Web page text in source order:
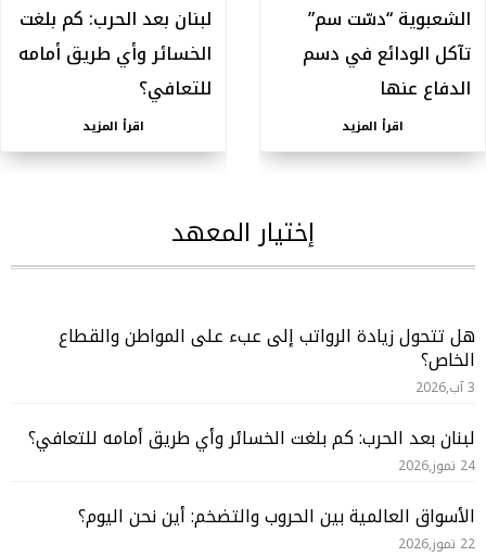
الشعبوية “دسّت سم”
تآكل الودائع في دسم
الدفاع عنها
اقرأ المزيد
لبنان بعد الحرب: كم بلغت
الخسائر وأي طريق أمامه
للتعافي؟
اقرأ المزيد
إختيار المعهد
هل تتحول زيادة الرواتب إلى عبء على المواطن والقطاع
الخاص؟
3 آب,2026
لبنان بعد الحرب: كم بلغت الخسائر وأي طريق أمامه للتعافي؟
24 تموز,2026
الأسواق العالمية بين الحروب والتضخم: أين نحن اليوم؟
22 تموز,2026